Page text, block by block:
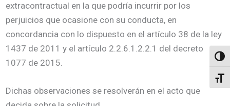
extracontractual en la que podría incurrir por los
perjuicios que ocasione con su conducta, en
concordancia con lo dispuesto en el artículo 38 de la ley
1437 de 2011 y el artículo 2.2.6.1.2.2.1 del decreto
1077 de 2015.
Dichas observaciones se resolverán en el acto que